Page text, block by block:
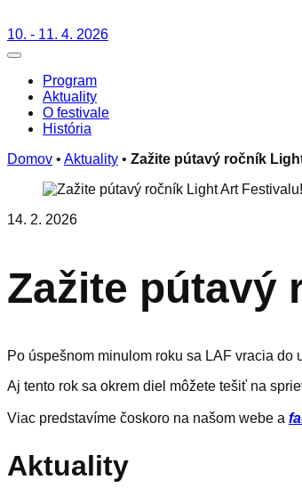
10. - 11. 4. 2026
Toggle navigation
Program
Aktuality
O festivale
História
Domov • Aktuality • Zažite pútavý ročník
14. 2. 2026
Zažite pútavý
Po úspešnom minulom roku sa LAF vracia
Aj tento rok sa okrem diel môžete tešiť na
Viac predstavíme čoskoro na našom webe a
Aktuality